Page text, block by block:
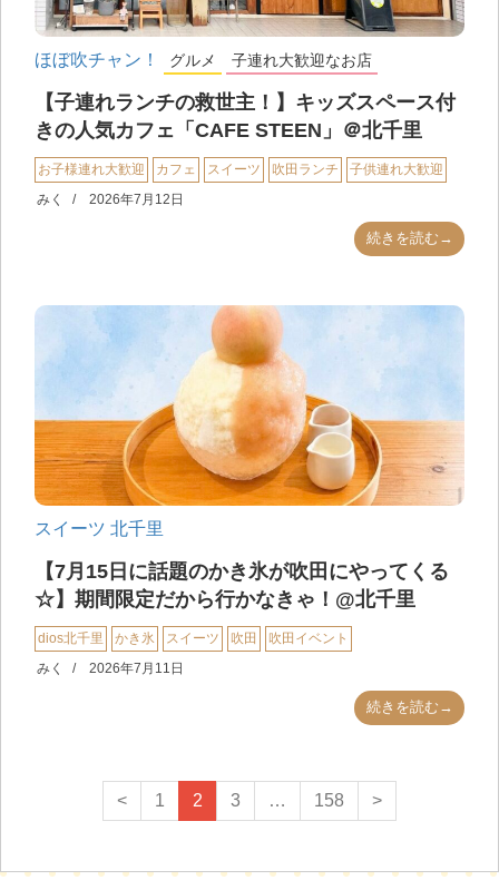
ほぼ吹チャン！ グルメ 子連れ大歓迎なお店
【子連れランチの救世主！】キッズスペース付
きの人気カフェ「CAFE STEEN」＠北千里
お子様連れ大歓迎 カフェ スイーツ 吹田ランチ
子供連れ大歓迎
みく
2026年7月12日
続きを読む→
スイーツ 北千里
【7月15日に話題のかき氷が吹田にやってくる
☆】期間限定だから行かなきゃ！@北千里
dios北千里 かき氷 スイーツ 吹田
吹田イベント
みく
2026年7月11日
続きを読む→
< 1 2 3 … 158 >